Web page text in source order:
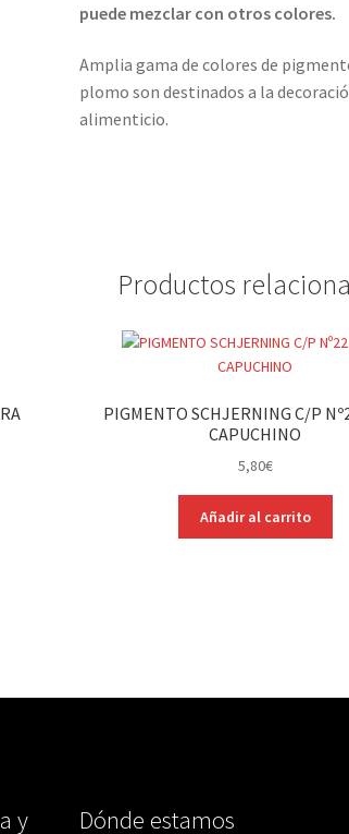
puede mezclar con otros colores.
Amplia gama de colores de
plomo son destinados a la
alimenticio.
Productos
PIGMENTO SCHJERNING C/P
CAPUCHINO
5,80€
Añadir al carrito
y Dónde estamos